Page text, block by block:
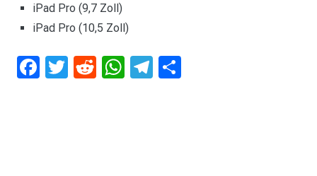
iPad Pro (9,7 Zoll)
iPad Pro (10,5 Zoll)
Facebook
Twitter
RedditWhatsApp
Telegram